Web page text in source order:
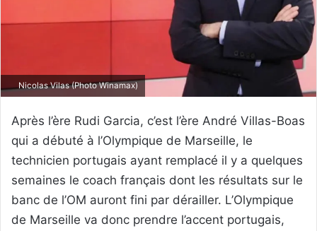
Nicolas Vilas (Photo Winamax)
Après l’ère Rudi Garcia, c’est l’ère André Villas-Boas
qui a débuté à l’Olympique de Marseille, le
technicien portugais ayant remplacé il y a quelques
semaines le coach français dont les résultats sur le
banc de l’OM auront fini par dérailler. L’Olympique
de Marseille va donc prendre l’accent portugais,